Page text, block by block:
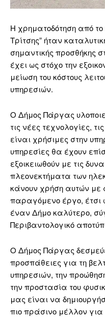
Η χρηματοδότηση από
Τρίτσης” ήταν
σημαντικής προσθήκης
έχει ως στόχο την
μείωση του κόστους
υπηρεσιών.
Ο Δήμος Πάργας
τις νέες τεχνολογίες,
είναι χρήσιμες στην
υπηρεσίες θα έχουν
εξοικειωθούν με τις
πλεονεκτήματα των
κάνουν χρήση αυτών με
παραγόμενο έργο, έτσι
έναν Δήμο καλύτερο,
Περιβαντολογικό
Ο Δήμος Πάργας
προσπάθειες για τη
υπηρεσιών, την
την προστασία του
μας είναι να
πιο πράσινο μέλλον για